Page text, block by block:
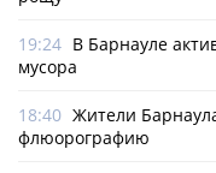
19:24 В Барнауле
мусора
18:40 Жители
флюорографию